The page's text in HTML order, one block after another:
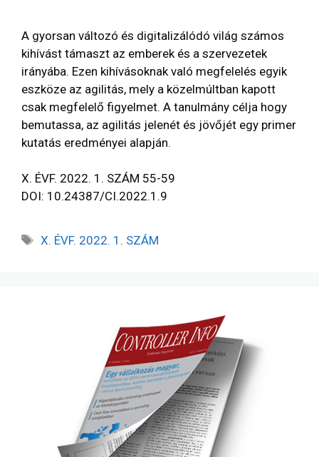
A gyorsan változó és digitalizálódó világ számos
kihívást támaszt az emberek és a szervezetek
irányába. Ezen kihívásoknak való megfelelés egyik
eszköze az agilitás, mely a közelmúltban kapott
csak megfelelő figyelmet. A tanulmány célja hogy
bemutassa, az agilitás jelenét és jövőjét egy primer
kutatás eredményei alapján.
X. ÉVF. 2022. 1. SZÁM 55-59
DOI: 10.24387/CI.2022.1.9
X. ÉVF. 2022. 1. SZÁM